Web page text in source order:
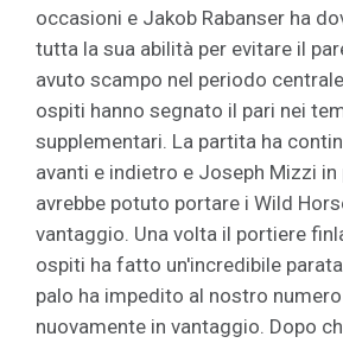
occasioni e Jakob Rabanser ha
tutta la sua abilità per evitare il
avuto scampo nel periodo
ospiti hanno segnato il pari nei
supplementari. La partita ha
avanti e indietro e Joseph Mizzi
avrebbe potuto portare i Wild
vantaggio. Una volta il portiere
ospiti ha fatto un'incredibile
palo ha impedito al nostro
nuovamente in vantaggio. Dopo